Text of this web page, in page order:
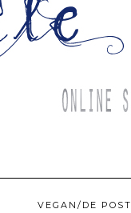
VEGAN/DE POST